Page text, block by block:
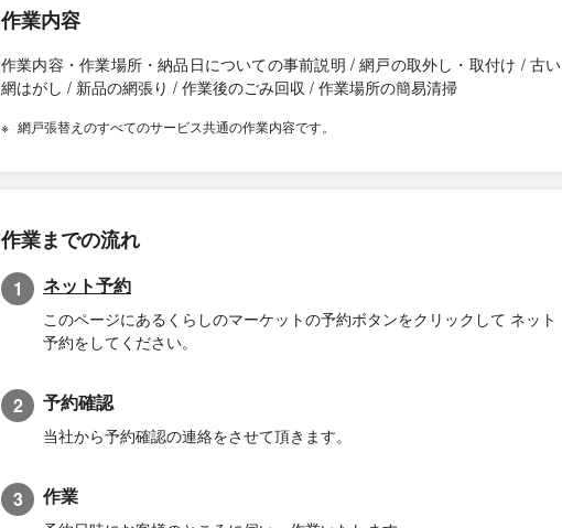
作業内容
作業内容・作業場所・納品日についての事前説明 / 網戸の取外し・取付け / 古い
網はがし / 新品の網張り / 作業後のごみ回収 / 作業場所の簡易清掃
網戸張替えのすべてのサービス共通の作業内容です。
作業までの流れ
1 ネット予約
このページにあるくらしのマーケットの予約ボタンをクリックして ネット
予約をしてください。
2 予約確認
当社から予約確認の連絡をさせて頂きます。
3 作業